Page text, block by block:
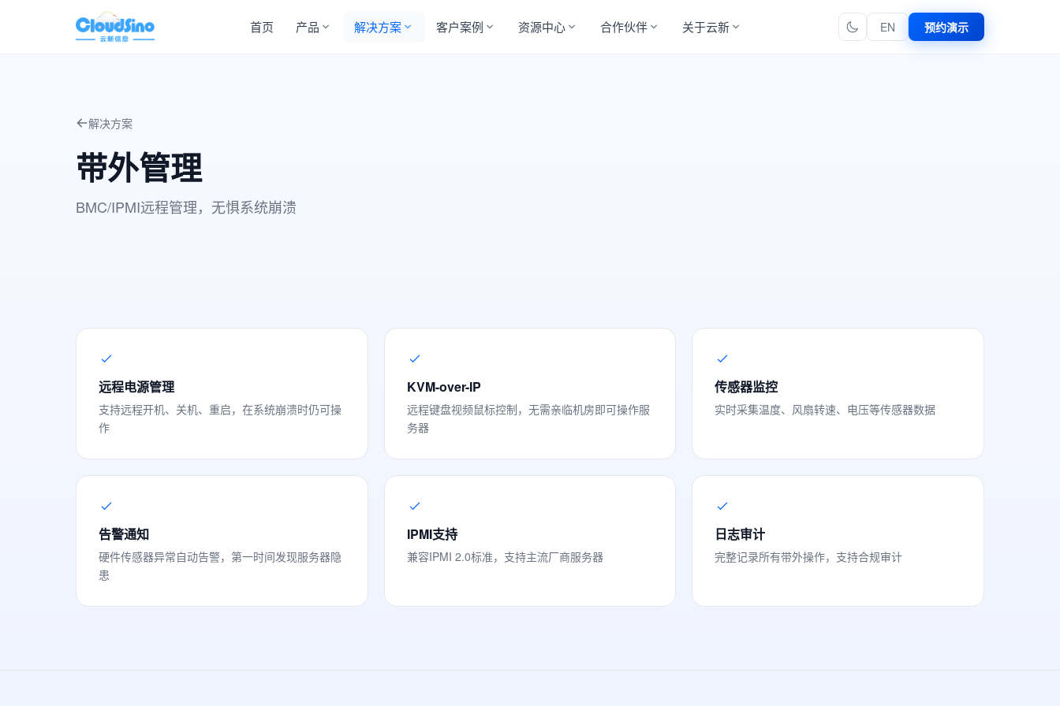
首页 产品 解决方案 客户案例 资源中心 合作伙伴 关于云新 EN 预约演示
解决方案
带外管理
BMC/IPMI远程管理，无惧系统崩溃
远程电源管理
支持远程开机、关机、重启，在系统崩溃时仍可操
作
KVM-over-IP
远程键盘视频鼠标控制，无需亲临机房即可操作服
务器
传感器监控
实时采集温度、风扇转速、电压等传感器数据
告警通知
硬件传感器异常自动告警，第一时间发现服务器隐
患
IPMI支持
兼容IPMI 2.0标准，支持主流厂商服务器
日志审计
完整记录所有带外操作，支持合规审计